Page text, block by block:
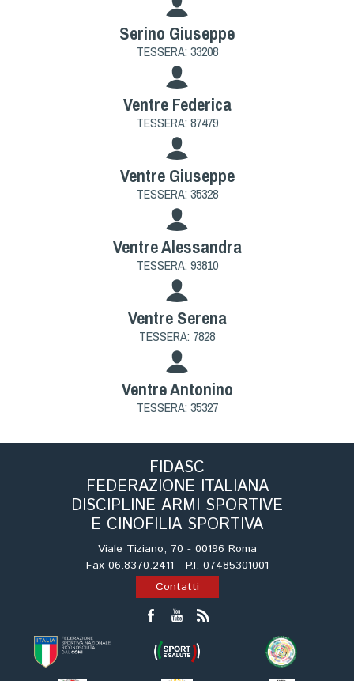
Serino Giuseppe
TESSERA: 33208
Ventre Federica
TESSERA: 87479
Ventre Giuseppe
TESSERA: 35328
Ventre Alessandra
TESSERA: 93810
Ventre Serena
TESSERA: 7828
Ventre Antonino
TESSERA: 35327
FIDASC
FEDERAZIONE ITALIANA
DISCIPLINE ARMI SPORTIVE
E CINOFILIA SPORTIVA
Viale Tiziano, 70 - 00196 Roma
Fax 06.8370.2411 - P.I. 07485301001
Contatti
Sleddog